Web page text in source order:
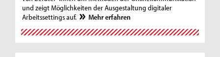
und zeigt Möglichkeiten der Ausgestaltung digitaler
Arbeitssettings auf.
Mehr erfahren